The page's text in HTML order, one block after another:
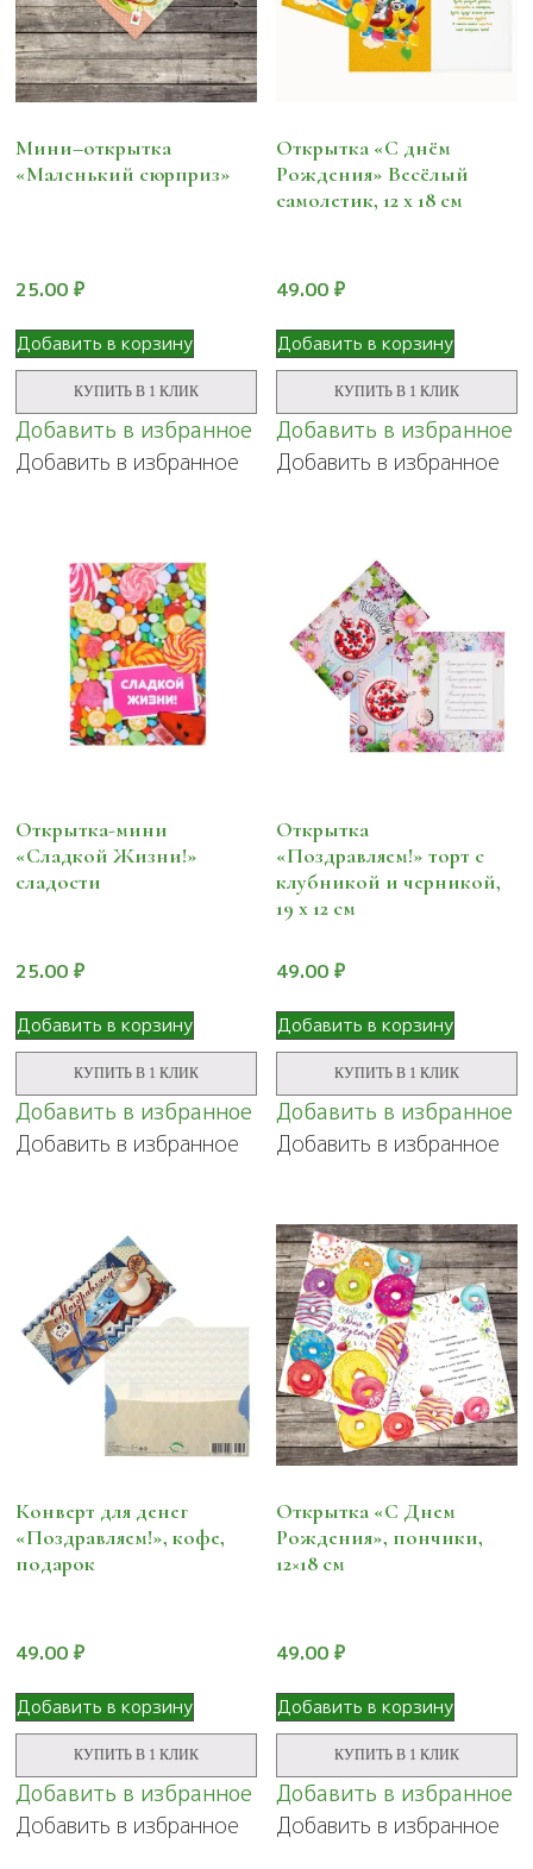
Мини–открытка
«Маленький сюрприз»
25.00 ₽
Добавить в корзину
КУПИТЬ В 1 КЛИК
Добавить в избранное
Добавить в избранное
Открытка «С днём
Рождения» Весёлый
самолетик, 12 х 18 см
49.00₽
Добавить в корзину
КУПИТЬ В 1 КЛИК
Добавить в избранное
Добавить в избранное
Открытка-мини
«Сладкой Жизни!»
сладости
25.00 ₽
Добавить в корзину
КУПИТЬ В 1 КЛИК
Добавить в избранное
Добавить в избранное
Открытка
«Поздравляем!» торт с
клубникой и черникой,
19 х 12 см
49.00₽
Добавить в корзину
КУПИТЬ В 1 КЛИК
Добавить в избранное
Добавить в избранное
Конверт для денег
«Поздравляем!», кофе,
подарок
49.00 ₽
Добавить в корзину
КУПИТЬ В 1 КЛИК
Добавить в избранное
Добавить в избранное
Открытка «С Днем
Рождения», пончики,
12×18 см
49.00₽
Добавить в корзину
КУПИТЬ В 1 КЛИК
Добавить в избранное
Добавить в избранное